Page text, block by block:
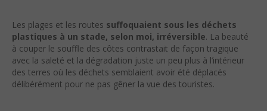
Les plages et les routes suffoquaient sous les déchets
plastiques à un stade, selon moi, irréversible. La beauté
à couper le souffle des côtes contrastait de façon tragique
avec la saleté et la dégradation juste un peu plus à l’intérieur
des terres où les déchets semblaient avoir été déplacés
délibérément pour ne pas gêner la vue des touristes.